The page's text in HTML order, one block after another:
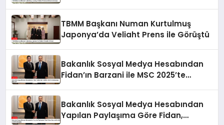
TBMM Başkanı Numan Kurtulmuş
Japonya’da Veliaht Prens ile Görüştü
Bakanlık Sosyal Medya Hesabından
Fidan’ın Barzani ile MSC 2025’te
Bakanlık Sosyal Medya Hesabından
Yapılan Paylaşıma Göre Fidan,